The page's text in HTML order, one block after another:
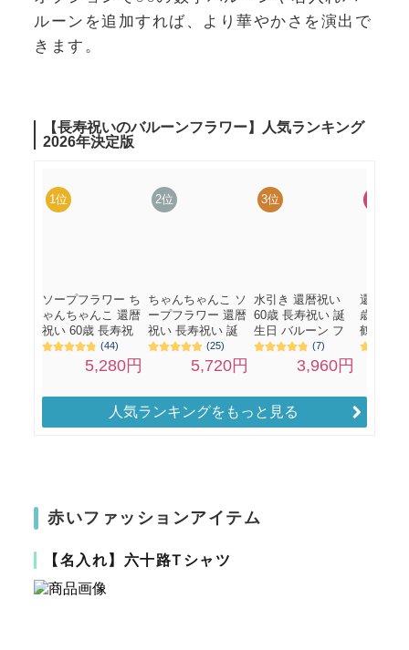
ルーンを追加すれば、より華やかさを演出で
きます。
人気ランキングをもっと見る
赤いファッションアイテム
【名入れ】六十路Tシャツ